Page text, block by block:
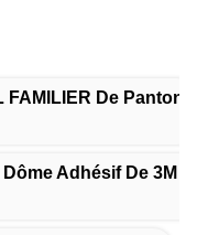
De Pantone
Adhésif De 3M